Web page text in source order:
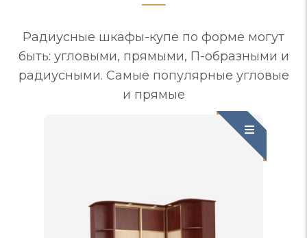
Радиусные шкафы-купе по форме могут
быть: угловыми, прямыми, П-образными и
радиусными. Самые популярные угловые
и прямые